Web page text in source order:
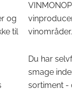
og
til
vinområder.
Du har
smage
sortiment -